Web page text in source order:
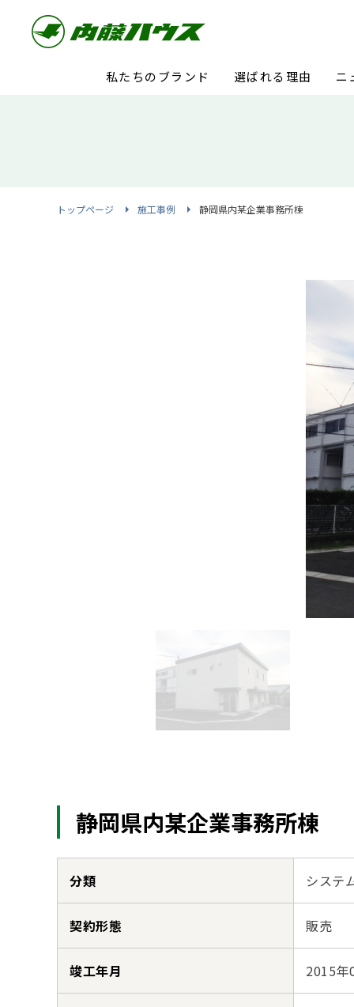
私たちのブランド 選ばれる理由 ニ
トップページ 施工事例 静岡県内某企業事務所棟
静岡県内某企業事務所棟
分類 システ
契約形態 販売
竣工年月 2015年